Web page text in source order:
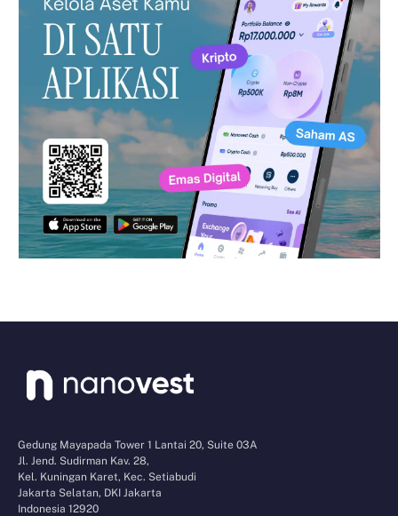
Gedung Mayapada Tower 1 Lantai 20, Suite 03A
Jl. Jend. Sudirman Kav. 28,
Kel. Kuningan Karet, Kec. Setiabudi
Jakarta Selatan, DKI Jakarta
Indonesia 12920